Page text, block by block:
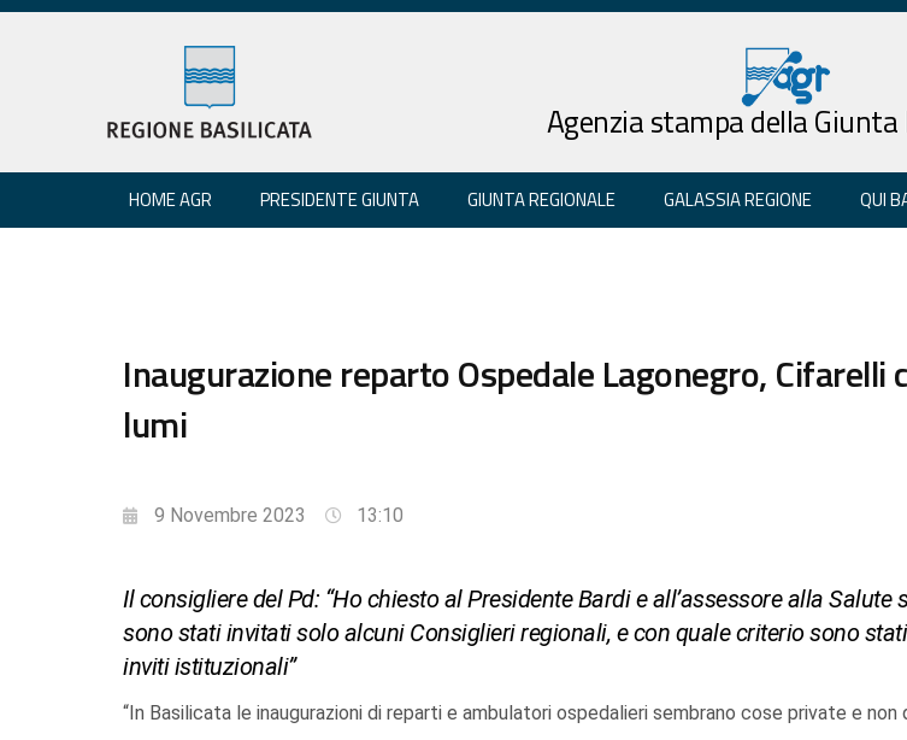
Agenzia stampa della Giunta
HOME AGR PRESIDENTE GIUNTA GIUNTA REGIONALE GALASSIA REGIONE QUI
Inaugurazione reparto Ospedale Lagonegro, Cifarelli
lumi
9 Novembre 2023 13:10
Il consigliere del Pd: “Ho chiesto al Presidente Bardi e all’assessore alla Salute
sono stati invitati solo alcuni Consiglieri regionali, e con quale criterio sono
inviti istituzionali”
“In Basilicata le inaugurazioni di reparti e ambulatori ospedalieri sembrano cose private e non